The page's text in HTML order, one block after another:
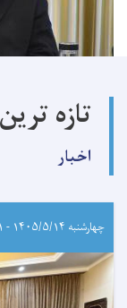
تازه
اخبار
چهارشنبه ۱۴۰۵/۵/۱۴ - ۱۱:۴۱